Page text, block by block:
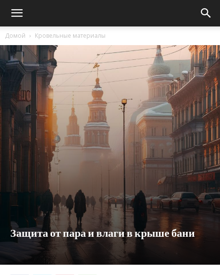
Домой Кровельные материалы
Защита от пара и влаги в крыше бани